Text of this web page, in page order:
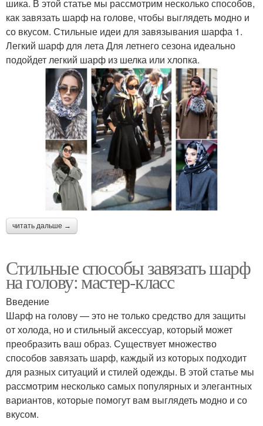
шика. В этой статье мы рассмотрим несколько способов,
как завязать шарф на голове, чтобы выглядеть модно и
со вкусом. Стильные идеи для завязывания шарфа 1.
Легкий шарф для лета Для летнего сезона идеально
подойдет легкий шарф из шелка или хлопка.
читать дальше →
Стильные способы завязать шарф
на голову: мастер-класс
Введение
Шарф на голову — это не только средство для защиты
от холода, но и стильный аксессуар, который может
преобразить ваш образ. Существует множество
способов завязать шарф, каждый из которых подходит
для разных ситуаций и стилей одежды. В этой статье мы
рассмотрим несколько самых популярных и элегантных
вариантов, которые помогут вам выглядеть модно и со
вкусом.